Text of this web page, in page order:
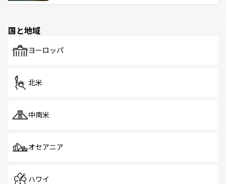
で、ホーカーズは地元の風情を楽しめる外せないスポット
国と地域
ヨーロッパ
北米
中南米
オセアニア
ハワイ